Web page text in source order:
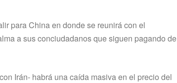
para China en donde se reunirá con el
a sus conciudadanos que siguen pagando de
Irán- habrá una caída masiva en el precio del